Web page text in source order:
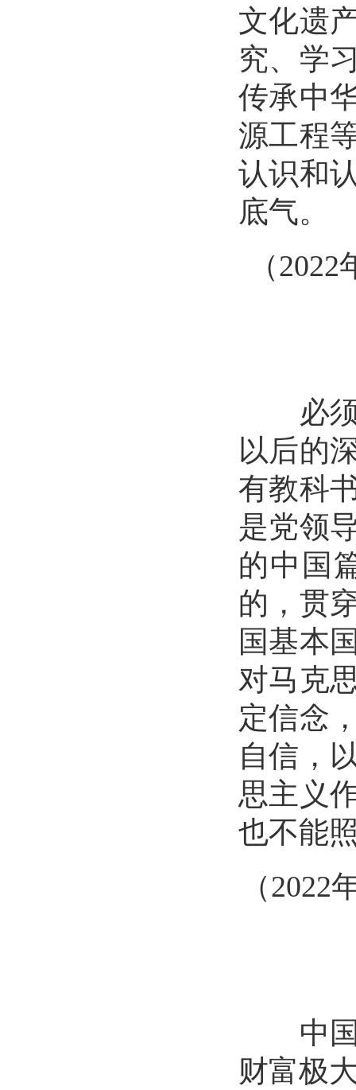
文化遗
究、学
传承中
源工程
认识和
底气。
（2022
必须
以后的
有教科
是党领
的中国
的，贯
国基本
对马克
定信念
自信，
思主义
也不能
（2022
中国
财富极